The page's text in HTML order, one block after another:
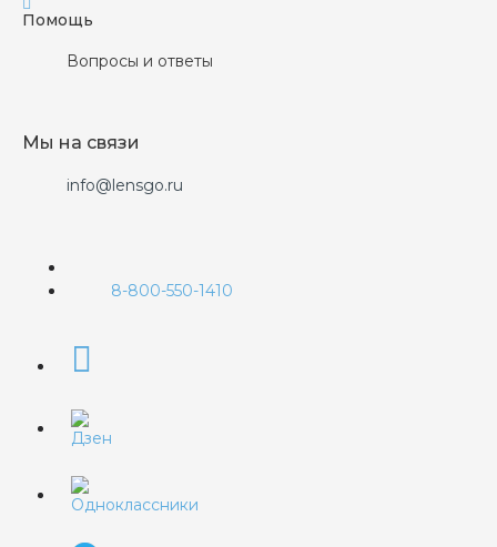
Помощь
Вопросы и ответы
Мы на связи
info@lensgo.ru
8-800-550-1410